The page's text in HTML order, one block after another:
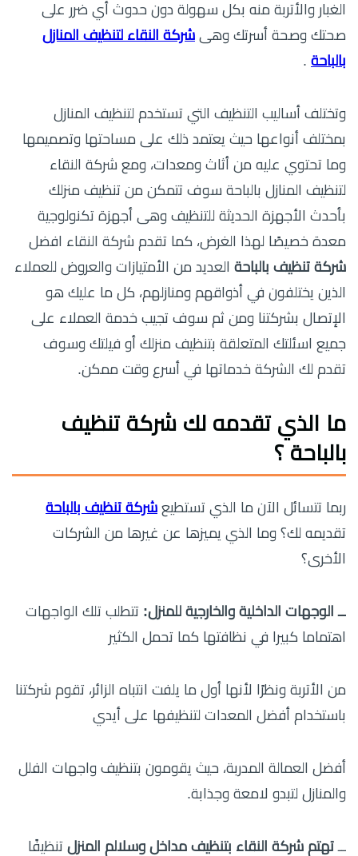
الغبار والأتربة منه بكل سهولة دون حدوث أي ضرر على
صحتك وصحة أسرتك وهى شركة النقاء لتنظيف المنازل
بالباحة .
وتختلف أساليب التنظيف التي تستخدم لتنظيف المنازل
بمختلف أنواعها حيث يعتمد ذلك على مساحتها وتصميمها
وما تحتوي عليه من أثاث ومعدات، ومع شركة النقاء
لتنظيف المنازل بالباحة سوف تتمكن من تنظيف منزلك
بأحدث الأجهزة الحديثة للتنظيف وهى أجهزة تكنولوجية
معدة خصيصًا لهذا الغرض، كما تقدم شركة النقاء افضل
شركة تنظيف بالباحة العديد من الأمتيازات والعروض للعملاء
الذين يختلفون في أذواقهم ومنازلهم، كل ما عليك هو
الإتصال بشركتنا ومن ثم سوف تجيب خدمة العملاء على
جميع اسئلتك المتعلقة بتنظيف منزلك أو فيلتك وسوف
تقدم لك الشركة خدماتها في أسرع وقت ممكن.
ما الذي تقدمه لك شركة تنظيف
بالباحة ؟
ربما تتسائل الآن ما الذي تستطيع شركة تنظيف بالباحة
تقديمه لك؟ وما الذي يميزها عن غيرها من الشركات
الأخرى؟
ــ الوجهات الداخلية والخارجية للمنزل: تتطلب تلك الواجهات
اهتماما كبيرا في نظافتها كما تحمل الكثير
من الأتربة ونظرًا لأنها أول ما يلفت انتباه الزائر، تقوم شركتنا
باستخدام أفضل المعدات لتنظيفها على أيدي
أفضل العمالة المدربة، حيث يقومون بتنظيف واجهات الفلل
والمنازل لتبدو لامعة وجذابة.
ــ تهتم شركة النقاء بتنظيف مداخل وسلالم المنزل تنظيفًا